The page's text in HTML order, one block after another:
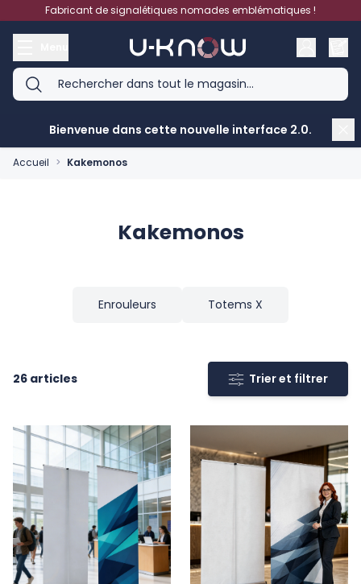
Aller au contenuFabricant de signalétiques nomades emblématiques !
UKNOW
Bienvenue dans cette nouvelle interface 2.0.
Accueil > Kakemonos
Kakemonos
Enrouleurs Totems X
26 articles Trier et filtrer